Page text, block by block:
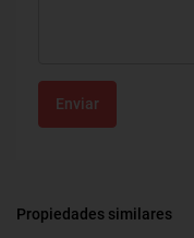
Enviar
Propiedades similares